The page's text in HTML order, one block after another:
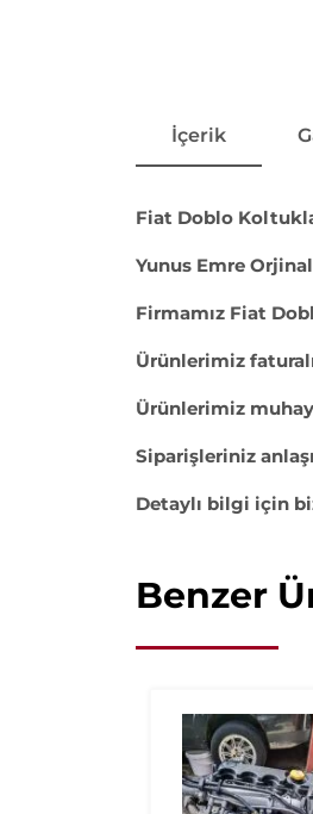
İçerik
Fiat Doblo
Yunus Emre
Firmamız Fiat
Ürünlerimiz
Ürünlerimiz
Siparişleriniz
Detaylı bilgi için
Benzer